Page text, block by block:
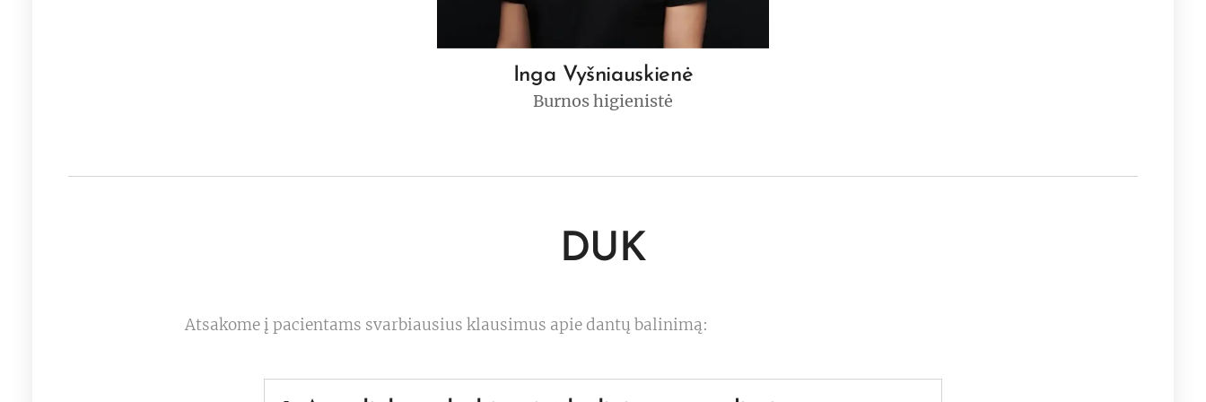
Inga Vyšniauskienė
Burnos higienistė
DUK
Atsakome į pacientams svarbiausius klausimus apie dantų balinimą: